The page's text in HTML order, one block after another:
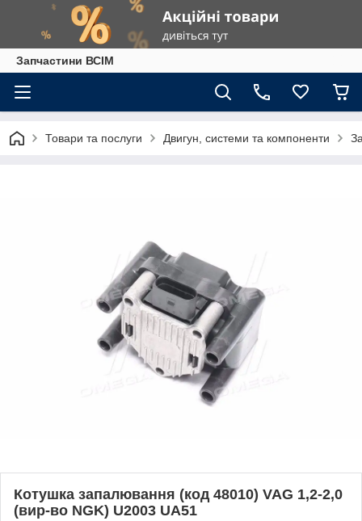
Запчастини ВСІМ
Товари та послуги Двигун, системи та компоненти
Котушка запалювання (код 48010) VAG 1,2-2,0
(вир-во NGK) U2003 UA51